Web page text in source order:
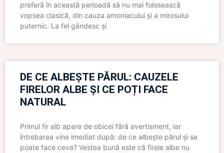
preferă în această perioadă să nu mai folosească
vopsea clasică, din cauza amoniacului și a mirosului
puternic. La fel gândesc și
DE CE ALBEȘTE PĂRUL: CAUZELE
FIRELOR ALBE ȘI CE POȚI FACE
NATURAL
Primul fir alb apare de obicei fără avertisment, iar
întrebarea vine imediat după: de ce albește părul și se
poate face ceva? Vestea bună este că firele albe nu